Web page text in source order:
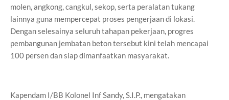
molen, angkong, cangkul, sekop, serta peralatan tukang
lainnya guna mempercepat proses pengerjaan di lokasi.
Dengan selesainya seluruh tahapan pekerjaan, progres
pembangunan jembatan beton tersebut kini telah mencapai
100 persen dan siap dimanfaatkan masyarakat.
Kapendam I/BB Kolonel Inf Sandy, S.I.P., mengatakan